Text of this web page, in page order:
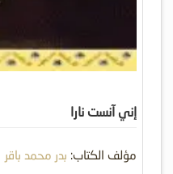
إني آنست نارا
مؤلف الكتاب: بدر محمد باقر